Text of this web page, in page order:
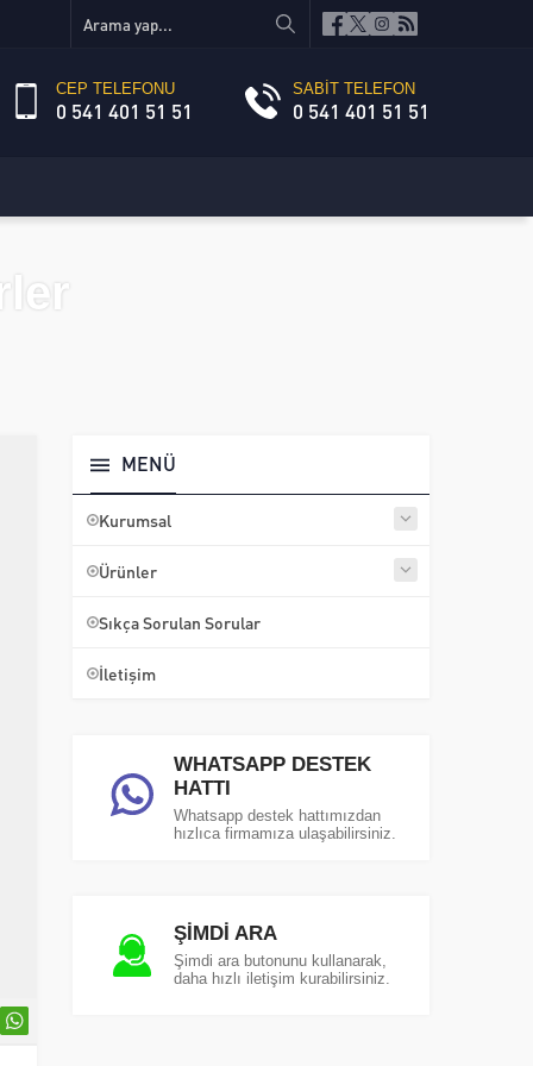
CEP TELEFONU
0 541 401 51 51
SABİT TELEFON
0 541 401 51 51
MENÜ
Kurumsal
Ürünler
Sıkça Sorulan Sorular
İletişim
WHATSAPP DESTEK
HATTI
Whatsapp destek hattımızdan
hızlıca firmamıza ulaşabilirsiniz.
ŞİMDİ ARA
Şimdi ara butonunu kullanarak,
daha hızlı iletişim kurabilirsiniz.